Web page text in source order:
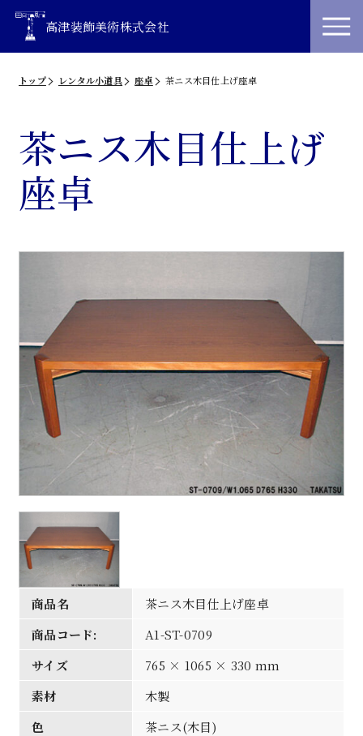
高津装飾美術株式会社
トップ レンタル小道具 座卓 茶ニス木目仕上げ座卓
茶ニス木目仕上げ
座卓
商品名
茶ニス木目仕上げ座卓
商品コード:
A1-ST-0709
サイズ
765 × 1065 × 330 mm
素材
木製
色
茶ニス(木目)